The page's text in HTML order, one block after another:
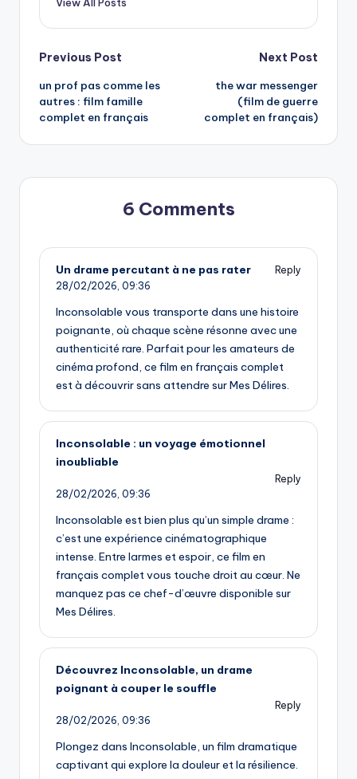
View All Posts
Post
navigation
Previous Post
un prof pas comme les
autres : film famille
complet en français
Next Post
the war messenger
(film de guerre
complet en français)
6 Comments
Un drame percutant à ne pas rater
Reply
28/02/2026, 09:36
Inconsolable vous transporte dans une histoire
poignante, où chaque scène résonne avec une
authenticité rare. Parfait pour les amateurs de
cinéma profond, ce film en français complet
est à découvrir sans attendre sur Mes Délires.
Inconsolable : un voyage émotionnel
inoubliable
Reply
28/02/2026, 09:36
Inconsolable est bien plus qu’un simple drame :
c’est une expérience cinématographique
intense. Entre larmes et espoir, ce film en
français complet vous touche droit au cœur. Ne
manquez pas ce chef-d’œuvre disponible sur
Mes Délires.
Découvrez Inconsolable, un drame
poignant à couper le souffle
Reply
28/02/2026, 09:36
Plongez dans Inconsolable, un film dramatique
captivant qui explore la douleur et la résilience.